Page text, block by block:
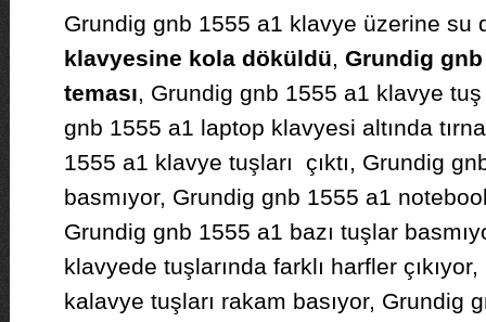
Grundig gnb 1555 a1 klavye üzerine su
klavyesine kola döküldü, Grundig gnb
teması, Grundig gnb 1555 a1 klavye
gnb 1555 a1 laptop klavyesi altında
1555 a1 klavye tuşları çıktı, Grundig
basmıyor, Grundig gnb 1555 a1
Grundig gnb 1555 a1 bazı tuşlar
klavyede tuşlarında farklı harfler
kalavye tuşları rakam basıyor, Grundig